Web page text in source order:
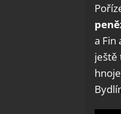
a Fin
ještě